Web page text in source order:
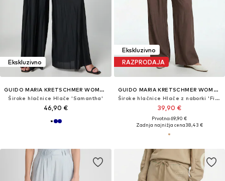
Ekskluzivno
GUIDO MARIA KRETSCHMER WOMEN
Široke hlačnice Hlače 'Samantha'
46,90 €
Ekskluzivno
RAZPRODAJA
GUIDO MARIA KRETSCHMER WOMEN
Široke hlačnice Hlače z naborki 'Finja'
39,90 €
Prvotno: 69,90 €
Zadnja najnižja cena38,43 €